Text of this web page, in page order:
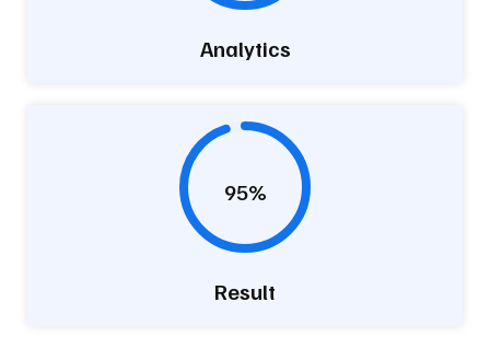
Analytics
95%
Result